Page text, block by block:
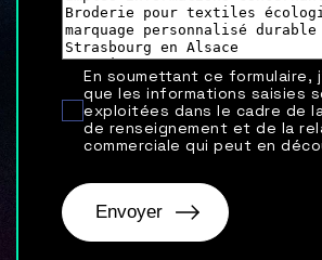
En soumettant ce formulaire,
que les informations saisies
exploitées dans le cadre de
de renseignement et de la
commerciale qui peut en